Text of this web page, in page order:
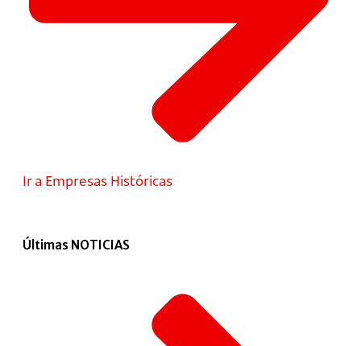
Ir a Empresas Históricas
Últimas NOTICIAS